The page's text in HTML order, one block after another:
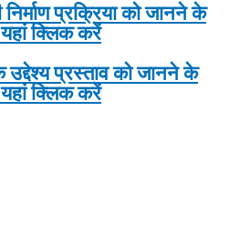
प्रक्रिया को जानने के
क्लिक करें
उद्देश्य प्रस्ताव को जानने के
क्लिक करें